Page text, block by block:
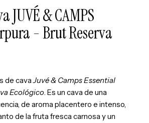
JUVÉ & CAMPS
- Brut Reserva
de cavaJuvé & Camps Essential
Ecológico. Es un cava de una
de aroma placentero e intenso,
de la fruta fresca carnosa y un